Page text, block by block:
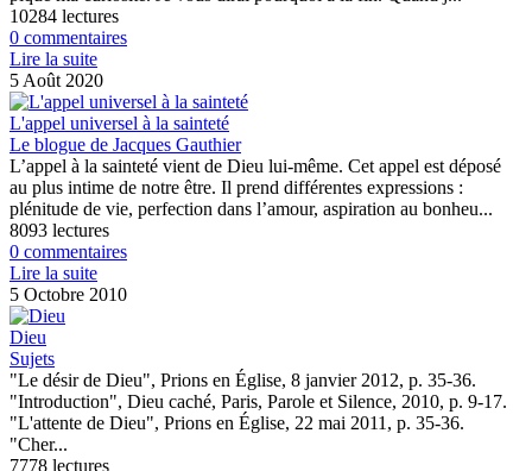
10284 lectures
0 commentaires
Lire la suite
5 Août 2020
L'appel universel à la sainteté
Le blogue de Jacques Gauthier
L’appel à la sainteté vient de Dieu lui-même. Cet appel est déposé
au plus intime de notre être. Il prend différentes expressions :
plénitude de vie, perfection dans l’amour, aspiration au bonheu...
8093 lectures
0 commentaires
Lire la suite
5 Octobre 2010
Dieu
Sujets
"Le désir de Dieu", Prions en Église, 8 janvier 2012, p. 35-36.
"Introduction", Dieu caché, Paris, Parole et Silence, 2010, p. 9-17.
"L'attente de Dieu", Prions en Église, 22 mai 2011, p. 35-36.
"Cher...
7778 lectures